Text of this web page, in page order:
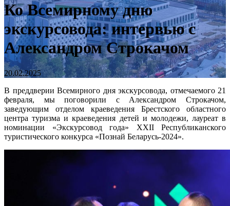
Ко Всемирному дню
экскурсовода: интервью с
Александром Строкачом
20.02.2025
В преддверии Всемирного дня экскурсовода, отмечаемого 21
февраля, мы поговорили с Александром Строкачом,
заведующим отделом краеведения Брестского областного
центра туризма и краеведения детей и молодежи, лауреат в
номинации «Экскурсовод года» XXII Республиканского
туристического конкурса «Познай Беларусь-2024».